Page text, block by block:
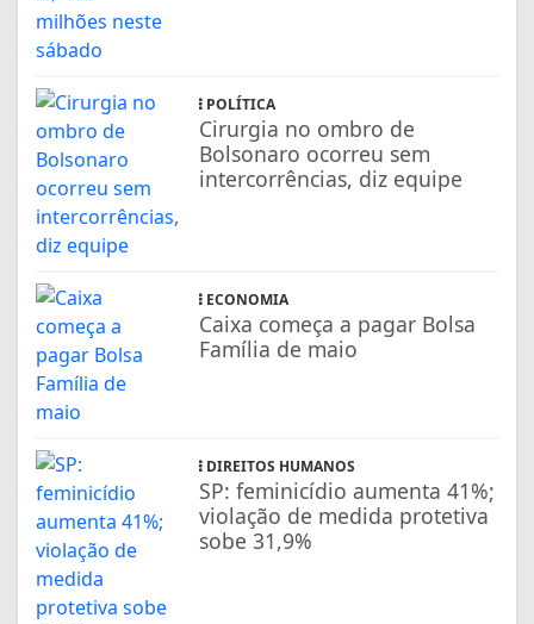
POLÍTICA
Cirurgia no ombro de
Bolsonaro ocorreu sem
intercorrências, diz equipe
ECONOMIA
Caixa começa a pagar Bolsa
Família de maio
DIREITOS HUMANOS
SP: feminicídio aumenta 41%;
violação de medida protetiva
sobe 31,9%